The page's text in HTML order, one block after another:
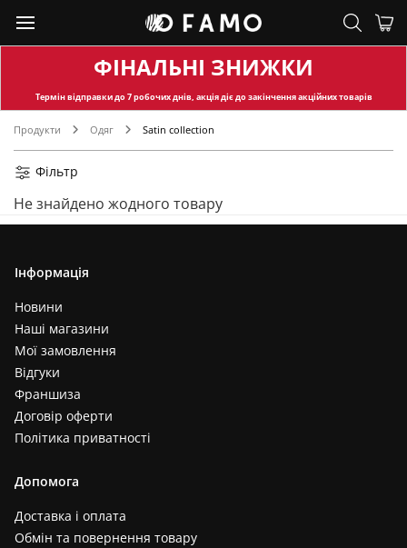
ФІНАЛЬНІ ЗНИЖКИ
Термін відправкидо 7 робочих днів, акція діє до закінчення акційних товарів
Продукти Одяг Satin collection
Фільтр
Не знайдено жодного товару
Інформація
Новини
Наші магазини
Мої замовлення
Відгуки
Франшиза
Договір оферти
Політика приватності
Допомога
Доставка і оплата
Обмін та повернення товару